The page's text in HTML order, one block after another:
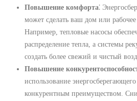
Повышение комфорта⁚
может сделать ваш дом или
Например, тепловые насосы
распределение тепла, а системы
создать более свежий и чистый
Повышение
использование
конкурентным преимуществом.